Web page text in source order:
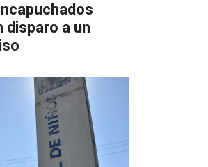
disparo a un